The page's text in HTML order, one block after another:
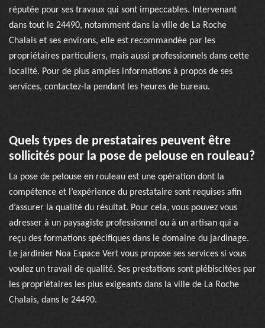
réputée pour ses travaux qui sont impeccables. Intervenant
dans tout le 24490, notamment dans la ville de La Roche
Chalais et ses environs, elle est recommandée par les
propriétaires particuliers, mais aussi professionnels dans cette
localité. Pour de plus amples informations à propos de ses
services, contactez-la pendant les heures de bureau.
Quels types de prestataires peuvent être
sollicités pour la pose de pelouse en rouleau?
La pose de pelouse en rouleau est une opération dont la
compétence et l’expérience du prestataire sont requises afin
d’assurer la qualité du résultat. Pour cela, vous pouvez vous
adresser à un paysagiste professionnel ou à un artisan qui a
reçu des formations spécifiques dans le domaine du jardinage.
Le jardinier Noa Espace Vert vous propose ses services si vous
voulez un travail de qualité. Ses prestations sont plébiscitées par
les propriétaires les plus exigeants dans la ville de La Roche
Chalais, dans le 24490.